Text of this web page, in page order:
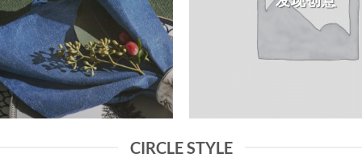
CIRCLE STYLE